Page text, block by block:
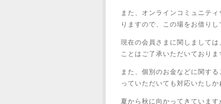
また、オンラインコミュニテ
りますので、この場をお借りし
現在の会員さまに関しまして
ことはご了承いただいておりま
また、個別のお金などに関す
っていただいても対応いたし
夏から秋に向かってきていま